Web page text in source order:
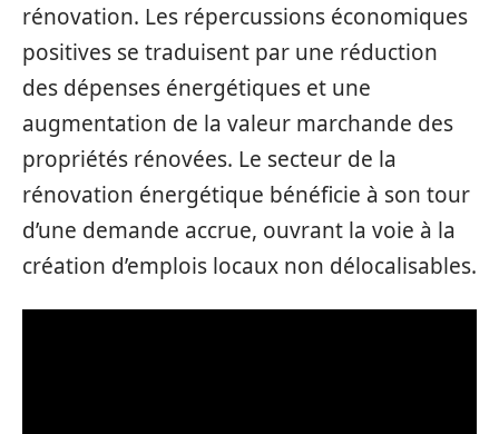
rénovation. Les répercussions économiques
positives se traduisent par une réduction
des dépenses énergétiques et une
augmentation de la valeur marchande des
propriétés rénovées. Le secteur de la
rénovation énergétique bénéficie à son tour
d’une demande accrue, ouvrant la voie à la
création d’emplois locaux non délocalisables.